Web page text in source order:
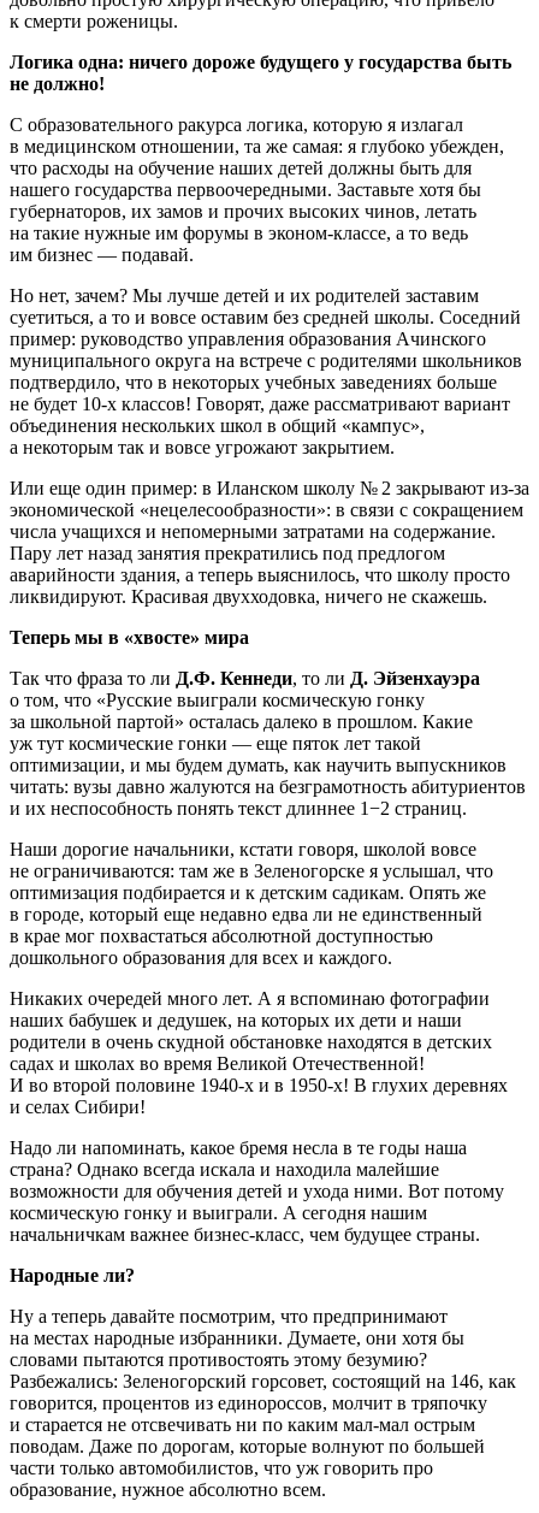
к смерти роженицы.
Логика одна: ничего дороже будущего у государства быть
не должно!
С образовательного ракурса логика, которую я излагал
в медицинском отношении, та же самая: я глубоко убежден,
что расходы на обучение наших детей должны быть для
нашего государства первоочередными. Заставьте хотя бы
губернаторов, их замов и прочих высоких чинов, летать
на такие нужные им форумы в эконом-классе, а то ведь
им бизнес — подавай.
Но нет, зачем? Мы лучше детей и их родителей заставим
суетиться, а то и вовсе оставим без средней школы. Соседний
пример: руководство управления образования Ачинского
муниципального округа на встрече с родителями школьников
подтвердило, что в некоторых учебных заведениях больше
не будет 10-х классов! Говорят, даже рассматривают вариант
объединения нескольких школ в общий «кампус»,
а некоторым так и вовсе угрожают закрытием.
Или еще один пример: в Иланском школу № 2 закрывают из-за
экономической «нецелесообразности»: в связи с сокращением
числа учащихся и непомерными затратами на содержание.
Пару лет назад занятия прекратились под предлогом
аварийности здания, а теперь выяснилось, что школу просто
ликвидируют. Красивая двухходовка, ничего не скажешь.
Теперь мы в «хвосте» мира
Так что фраза то ли Д.Ф. Кеннеди, то ли Д. Эйзенхауэра
о том, что «Русские выиграли космическую гонку
за школьной партой» осталась далеко в прошлом. Какие
уж тут космические гонки — еще пяток лет такой
оптимизации, и мы будем думать, как научить выпускников
читать: вузы давно жалуются на безграмотность абитуриентов
и их неспособность понять текст длиннее 1−2 страниц.
Наши дорогие начальники, кстати говоря, школой вовсе
не ограничиваются: там же в Зеленогорске я услышал, что
оптимизация подбирается и к детским садикам. Опять же
в городе, который еще недавно едва ли не единственный
в крае мог похвастаться абсолютной доступностью
дошкольного образования для всех и каждого.
Никаких очередей много лет. А я вспоминаю фотографии
наших бабушек и дедушек, на которых их дети и наши
родители в очень скудной обстановке находятся в детских
садах и школах во время Великой Отечественной!
И во второй половине 1940-х и в 1950-х! В глухих деревнях
и селах Сибири!
Надо ли напоминать, какое бремя несла в те годы наша
страна? Однако всегда искала и находила малейшие
возможности для обучения детей и ухода ними. Вот потому
космическую гонку и выиграли. А сегодня нашим
начальничкам важнее бизнес-класс, чем будущее страны.
Народные ли?
Ну а теперь давайте посмотрим, что предпринимают
на местах народные избранники. Думаете, они хотя бы
словами пытаются противостоять этому безумию?
Разбежались: Зеленогорский горсовет, состоящий на 146, как
говорится, процентов из единороссов, молчит в тряпочку
и старается не отсвечивать ни по каким мал-мал острым
поводам. Даже по дорогам, которые волнуют по большей
части только автомобилистов, что уж говорить про
образование, нужное абсолютно всем.